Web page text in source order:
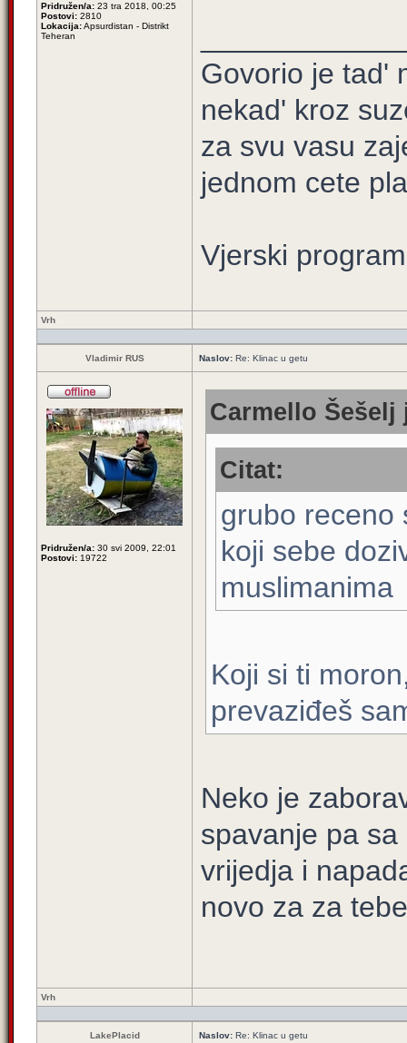
Pridružen/a: 23 tra 2018, 00:25
Postovi: 2810
Lokacija:Apsurdistan - Distrikt
Teheran
Govorio je tad'
nekad' kroz
za svu vasu
jednom cete
Vjerski
Vrh
Vladimir RUS Naslov: Re: Klinac u getu
Pridružen/a: 30 svi 2009, 22:01
Postovi: 19722
Carmello Šešelj
Citat:
grubo receno
koji sebe
muslimanima
Koji si ti
prevaziđeš
Neko je
spavanje pa
vrijedja i
novo za za
Vrh
LakePlacid Naslov: Re: Klinac u getu